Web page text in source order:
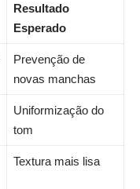
Resultado
Esperado
Prevenção de
novas manchas
Uniformização do
tom
Textura mais lisa